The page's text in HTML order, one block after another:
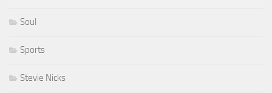
Soul
Sports
Stevie Nicks